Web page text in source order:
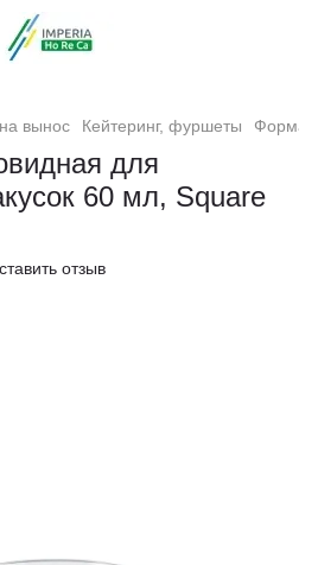
вынос Кейтеринг, фуршеты Форма
для
60 мл, Square
отзыв